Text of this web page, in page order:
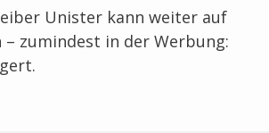
Unister kann weiter auf
zumindest in der Werbung: